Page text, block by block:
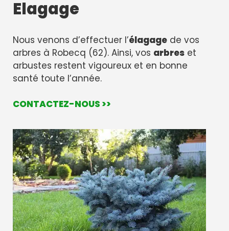
Elagage
Nous venons d’effectuer l’élagage de vos
arbres à Robecq (62). Ainsi, vos arbres et
arbustes restent vigoureux et en bonne
santé toute l’année.
CONTACTEZ-NOUS >>